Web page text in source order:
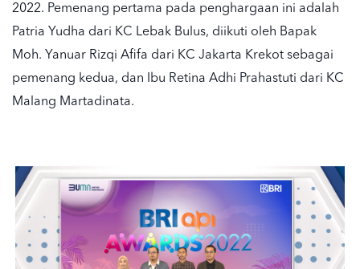
2022. Pemenang pertama pada penghargaan ini adalah
Patria Yudha dari KC Lebak Bulus, diikuti oleh Bapak
Moh. Yanuar Rizqi Afifa dari KC Jakarta Krekot sebagai
pemenang kedua, dan Ibu Retina Adhi Prahastuti dari KC
Malang Martadinata.